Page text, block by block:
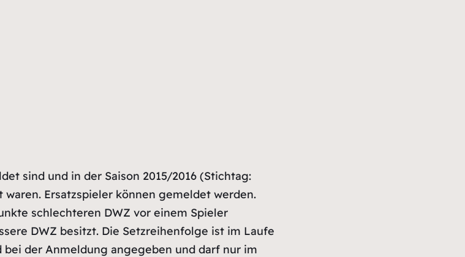
sind und in der Saison 2015/2016 (Stichtag:
Ersatzspieler können gemeldet werden.
schlechteren DWZ vor einem Spieler
DWZ besitzt. Die Setzreihenfolge ist im Laufe
der Anmeldung angegeben und darf nur im